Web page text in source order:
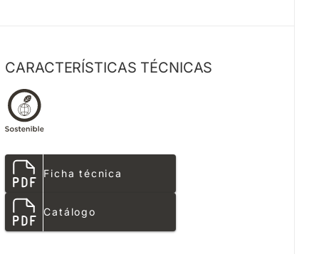
CARACTERÍSTICAS TÉCNICAS
Ficha técnica
Catálogo